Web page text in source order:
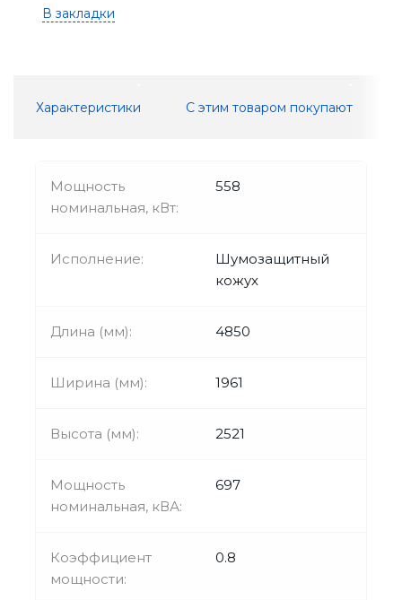
В закладки
Характеристики С этим товаром покупают
Мощность
номинальная, кВт:
558
Исполнение:
Шумозащитный
кожух
Длина (мм): 4850
Ширина (мм): 1961
Высота (мм): 2521
Мощность
номинальная, кВА:
697
Коэффициент
мощности:
0.8